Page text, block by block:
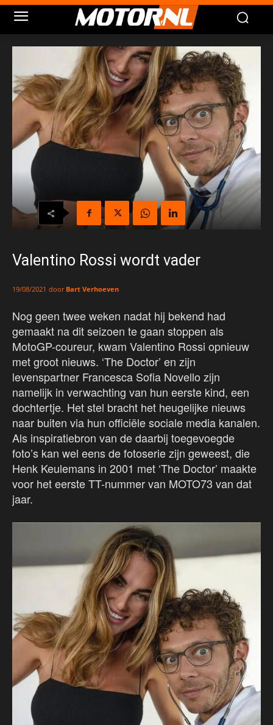
Valentino Rossi wordt vader
19/08/2021 door Bart Verhoeven
Nog geen twee weken nadat hij bekend had
gemaakt na dit seizoen te gaan stoppen als
MotoGP-coureur, kwam Valentino Rossi opnieuw
met groot nieuws. ‘The Doctor’ en zijn
levenspartner Francesca Sofia Novello zijn
namelijk in verwachting van hun eerste kind, een
dochtertje. Het stel bracht het heugelijke nieuws
naar buiten via hun officiële sociale media kanalen.
Als inspiratiebron van de daarbij toegevoegde
foto’s kan wel eens de fotoserie zijn geweest, die
Henk Keulemans in 2001 met ‘The Doctor’ maakte
voor het eerste TT-nummer van MOTO73 van dat
jaar.